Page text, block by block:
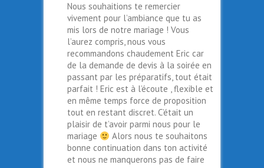
Nous souhaitions te remercier
vivement pour l’ambiance que tu as
mis lors de notre mariage ! Vous
l’aurez compris, nous vous
recommandons chaudement Eric car
de la demande de devis à la soirée en
passant par les préparatifs, tout était
parfait ! Eric est à l’écoute , flexible et
en même temps force de proposition
tout en restant discret. C’était un
plaisir de t’avoir parmi nous pour le
mariage
Alors nous te souhaitons
bonne continuation dans ton activité
et nous ne manquerons pas de faire